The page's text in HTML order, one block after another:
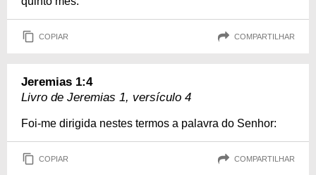
COPIAR COMPARTILHAR
Jeremias 1:4
Livro de Jeremias 1, versículo 4
Foi-me dirigida nestes termos a palavra do Senhor:
COPIAR COMPARTILHAR